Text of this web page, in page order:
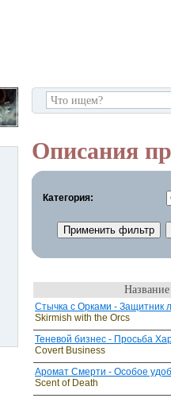
Описания
Категория:
Название
Стычка с Орками - Защитник
Skirmish with the Orcs
Теневой бизнес - Просьба
Covert Business
Аромат Смерти - Особое
Scent of Death